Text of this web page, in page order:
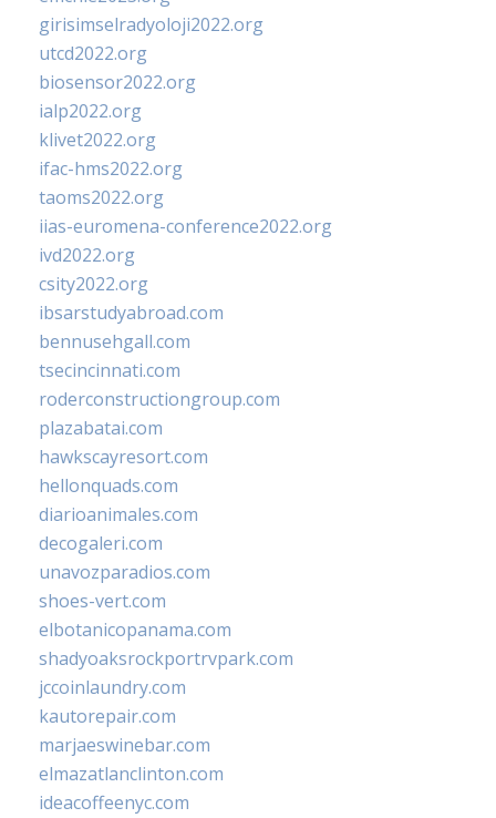
girisimselradyoloji2022.org
utcd2022.org
biosensor2022.org
ialp2022.org
klivet2022.org
ifac-hms2022.org
taoms2022.org
iias-euromena-conference2022.org
ivd2022.org
csity2022.org
ibsarstudyabroad.com
bennusehgall.com
tsecincinnati.com
roderconstructiongroup.com
plazabatai.com
hawkscayresort.com
hellonquads.com
diarioanimales.com
decogaleri.com
unavozparadios.com
shoes-vert.com
elbotanicopanama.com
shadyoaksrockportrvpark.com
jccoinlaundry.com
kautorepair.com
marjaeswinebar.com
elmazatlanclinton.com
ideacoffeenyc.com